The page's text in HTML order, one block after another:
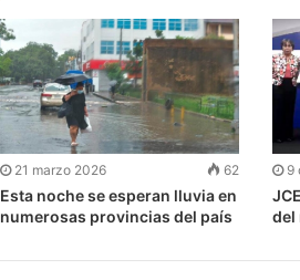
21 marzo 2026 62
Esta noche se esperan lluvia en
numerosas provincias del país
9
del